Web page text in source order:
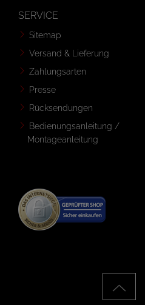
SERVICE
Sitemap
Versand & Lieferung
Zahlungsarten
Presse
Rücksendungen
Bedienungsanleitung /
Montageanleitung